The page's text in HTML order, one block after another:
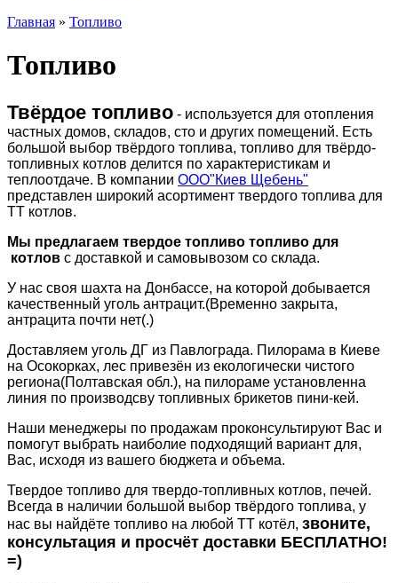
Главная » Топливо
Топливо
Твёрдое топливо - используется для отопления
частных домов, складов, сто и других помещений. Есть
большой выбор твёрдого топлива, топливо для твёрдо-
топливных котлов делится по характеристикам и
теплоотдаче. В компании ООО"Киев Щебень"
представлен широкий асортимент твердого топлива для
ТТ котлов.
Мы предлагаем твердое топливо топливо для
котлов с доставкой и самовывозом со склада.
У нас своя шахта на Донбассе, на которой добывается
качественный уголь антрацит.(Временно закрыта,
антрацита почти нет(.)
Доставляем уголь ДГ из Павлограда. Пилорама в Киеве
на Осокорках, лес привезён из екологически чистого
региона(Полтавская обл.), на пилораме установленна
линия по производсву топливных брикетов пини-кей.
Наши менеджеры по продажам проконсультируют Вас и
помогут выбрать наиболие подходящий вариант для,
Вас, исходя из вашего бюджета и объема.
Твердое топливо для твердо-топливных котлов, печей.
Всегда в наличии большой выбор твёрдого топлива, у
нас вы найдёте топливо на любой ТТ котёл, звоните,
консультация и просчёт доставки БЕСПЛАТНО!
=)